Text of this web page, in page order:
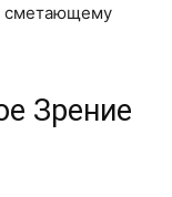
сметающему
Зрение